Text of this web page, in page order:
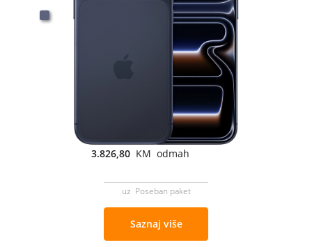
3.826,80 KM odmah
uz Poseban paket
Saznaj više